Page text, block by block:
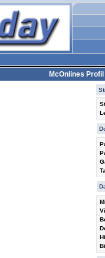
McOnlines Profil